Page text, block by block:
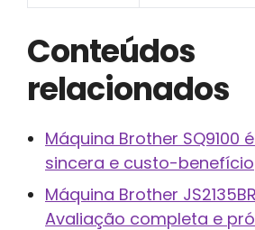
Conteúdos
relacionados
Máquina Brother SQ9100
sincera e custo-benefício
Máquina Brother
Avaliação completa e